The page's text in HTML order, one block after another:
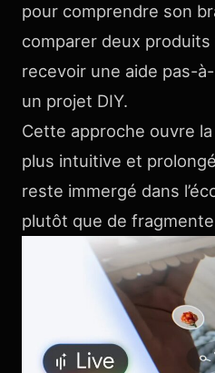
pour comprendre son
comparer deux
recevoir une aide pas-
un projet DIY.
Cette approche ouvre
plus intuitive et
reste immergé dans
plutôt que de